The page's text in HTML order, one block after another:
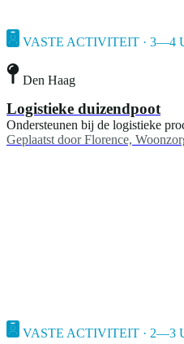
VASTE ACTIVITEIT · 3—4
Den Haag
Logistieke duizendpoot
Ondersteunen bij de logistieke
Geplaatst door Florence,
VASTE ACTIVITEIT · 2—3